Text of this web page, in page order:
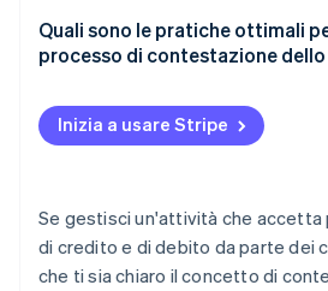
Quali sono le pratiche ottimali
processo di contestazione
Inizia a usare Stripe
Se gestisci un'attività che accetta
di credito e di debito da parte dei
che ti sia chiaro il concetto di